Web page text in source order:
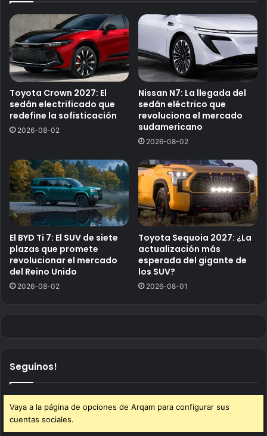
Toyota Crown 2027: El
sedán electrificado que
redefine la sofisticación
2026-08-02
Nissan N7: La llegada del
sedán eléctrico que
revoluciona el mercado
sudamericano
2026-08-02
El BYD Ti 7: El SUV de siete
plazas que promete
revolucionar el mercado
del Reino Unido
2026-08-02
Toyota Sequoia 2027: ¿La
actualización más
esperada del gigante de
los SUV?
2026-08-01
Seguinos!
Vaya a la página de opciones de Arqam para configurar sus
cuentas sociales.